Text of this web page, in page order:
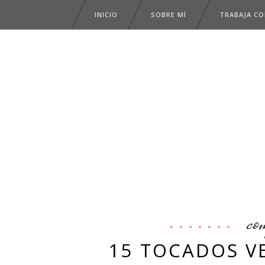
INICIO SOBRE MÍ TRABAJA
15 TOCADOS